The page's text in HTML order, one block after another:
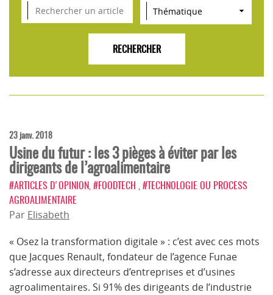
23 janv. 2018
Usine du futur : les 3 pièges à éviter par les
dirigeants de l’agroalimentaire
#ARTICLES D'OPINION #FOODTECH #TECHNOLOGIE OU PROCESS
AGROALIMENTAIRE
Par Elisabeth
« Osez la transformation digitale » : c’est avec ces mots
que Jacques Renault, fondateur de l’agence Funae
s’adresse aux directeurs d’entreprises et d’usines
agroalimentaires. Si 91% des dirigeants de l’industrie